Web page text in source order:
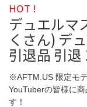
HOT !
デュエルマ
くさん) デ
引退品 引退
※AFTM.US 限定モ
YouTuberの皆様に
す！